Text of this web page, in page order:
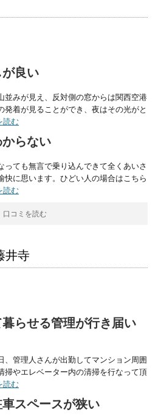
良い
並みが見え、反対側の窓からは関西空港
発着が見ることができ、夜はその光がと
読む
らない
っても無言で乗り込んできて全くあいさ
快に思います。ひどい人の場合はこちら
読む
口コミを読む
井寺
らせる管理が行き届い
、管理人さんが出勤してマンション周囲
掃やエレベーター内の清掃を行なって頂
読む
スペースが狭い